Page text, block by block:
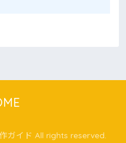
ガイド All rights reserved.